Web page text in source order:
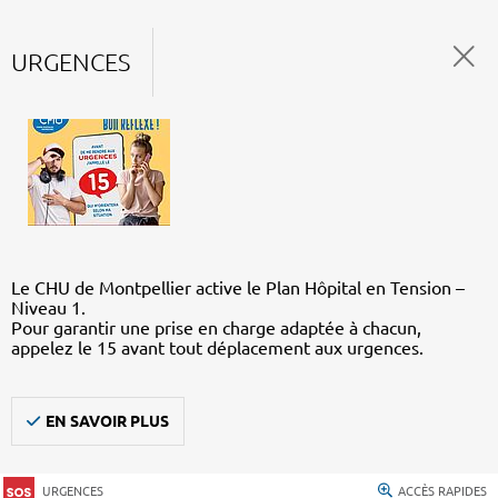
URGENCES
Le CHU de Montpellier active le Plan Hôpital en Tension –
Niveau 1.
Pour garantir une prise en charge adaptée à chacun,
appelez le 15 avant tout déplacement aux urgences.
EN SAVOIR PLUS
URGENCES ACCÈS RAPIDES